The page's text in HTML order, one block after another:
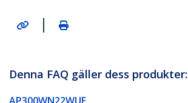
|
Denna FAQ gäller dess produkter: